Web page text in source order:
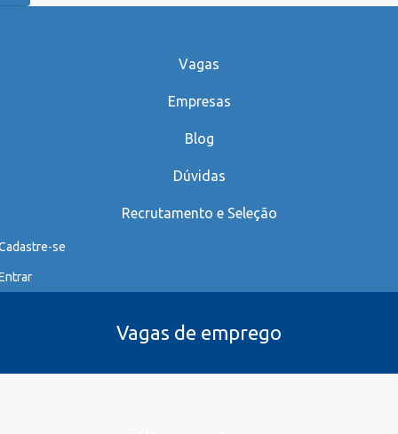
Vagas
Empresas
Blog
Dúvidas
Recrutamento e Seleção
se
Vagas de emprego